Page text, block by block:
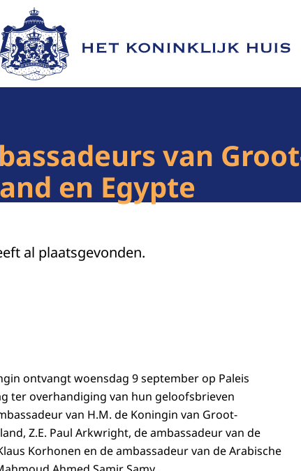
Naar de homepage van Het Koninklijk Huis
van
en Egypte
al plaatsgevonden.
ontvangt woensdag 9 september op Paleis
ter overhandiging van hun geloofsbrieven
van H.M. de Koningin van Groot-
Z.E. Paul Arkwright, de ambassadeur van de
Korhonen en de ambassadeur van de Arabische